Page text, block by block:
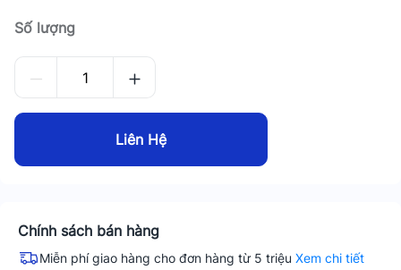
là:
tại
1.390.000 ₫.
Số lượng
Liên Hệ
Chính sách bán hàng
Miễn phí giao hàng cho đơn hàng từ 5 triệu Xem chi tiết